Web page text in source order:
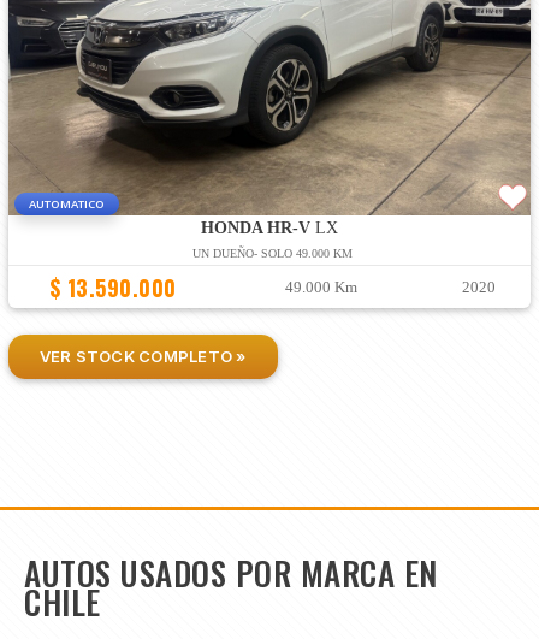
AUTOMATICO
HONDA HR-VLX
UN DUEÑO- SOLO 49.000 KM
$ 13.590.000 49.000 Km 2020
VER STOCK COMPLETO »
AUTOS USADOS POR MARCA EN
CHILE